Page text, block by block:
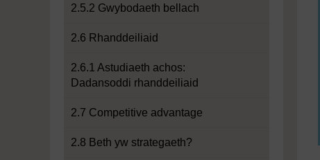
2.5.2 Gwybodaeth bellach
2.6 Rhanddeiliaid
2.6.1 Astudiaeth achos:
Dadansoddi rhanddeiliaid
2.7 Competitive advantage
2.8 Beth yw strategaeth?